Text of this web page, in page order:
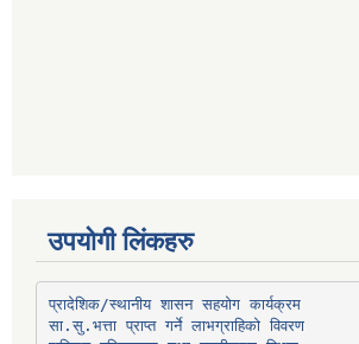
उपयोगी लिंकहरु
प्रादेशिक/स्थानीय शासन सहयोग कार्यक्रम
सा.सु.भत्ता प्राप्त गर्ने लाभग्राहिको विवरण